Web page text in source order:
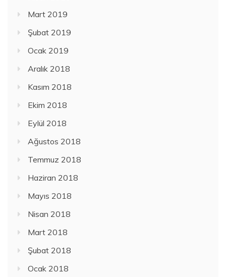
Mart 2019
Şubat 2019
Ocak 2019
Aralık 2018
Kasım 2018
Ekim 2018
Eylül 2018
Ağustos 2018
Temmuz 2018
Haziran 2018
Mayıs 2018
Nisan 2018
Mart 2018
Şubat 2018
Ocak 2018